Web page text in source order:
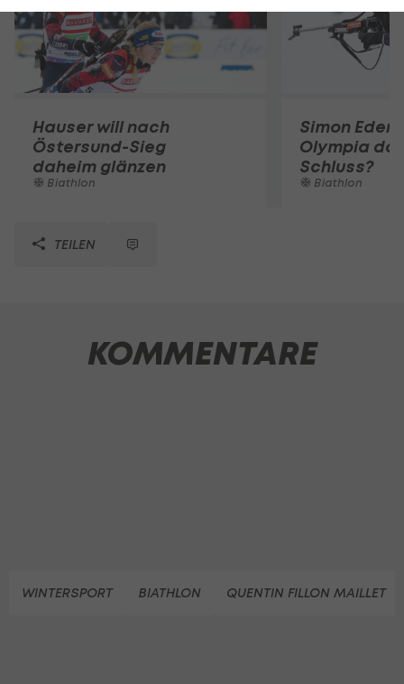
Hauser will nach
Östersund-Sieg
daheim glänzen
Biathlon
Simon
Olympia
Schluss?
Biathlon
TEILEN
KOMMENTARE
WINTERSPORT BIATHLON QUENTIN FILLON MAILLET